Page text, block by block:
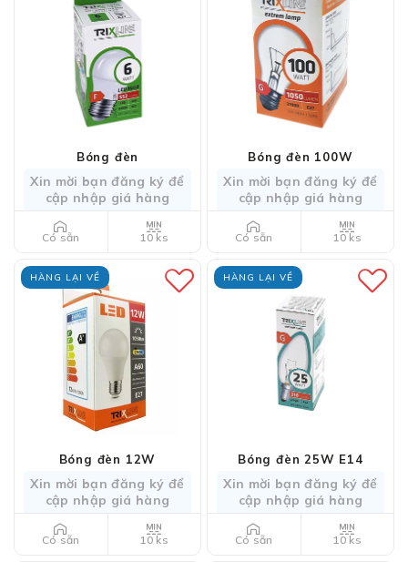
Bóng đèn
Xin mời bạn đăng ký để
cập nhập giá hàng
Có sẵn 10 ks
Bóng đèn 100W
Xin mời bạn đăng ký để
cập nhập giá hàng
Có sẵn 10 ks
HÀNG LẠI VỀ
Bóng đèn 12W
Xin mời bạn đăng ký để
cập nhập giá hàng
Có sẵn 10 ks
HÀNG LẠI VỀ
Bóng đèn 25W E14
Xin mời bạn đăng ký để
cập nhập giá hàng
Có sẵn 10 ks